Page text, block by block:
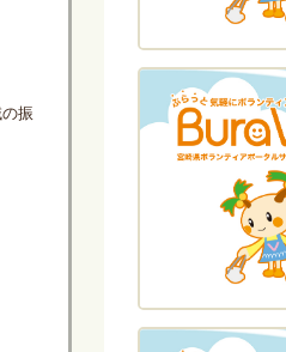
振